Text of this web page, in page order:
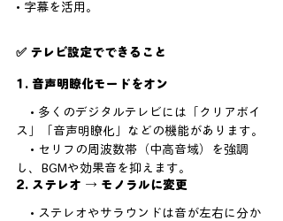
• 字幕を活用。
✅ テレビ設定でできること
1. 音声明瞭化モードをオン
• 多くのデジタルテレビには「クリアボイ
ス」「音声明瞭化」などの機能があります。
• セリフの周波数帯（中高音域）を強調
し、BGMや効果音を抑えます。
2. ステレオ → モノラルに変更
• ステレオやサラウンドは音が左右に分か